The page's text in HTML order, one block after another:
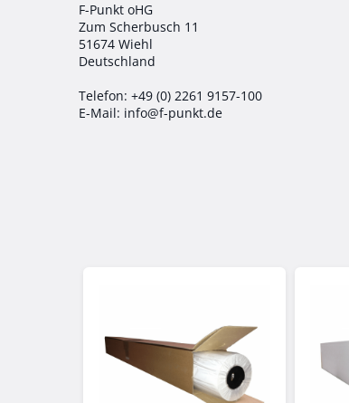
F-Punkt oHG
Zum Scherbusch 11
51674 Wiehl
Deutschland
Telefon: +49 (0) 2261 9157-100
E-Mail: info@f-punkt.de